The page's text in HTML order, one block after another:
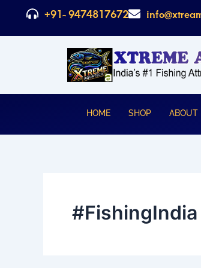
content
+91- 9474817672
HOME SHOP ABOUT
#FishingIndia